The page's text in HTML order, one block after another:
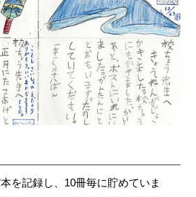
を記録し、10冊毎に貯めていま